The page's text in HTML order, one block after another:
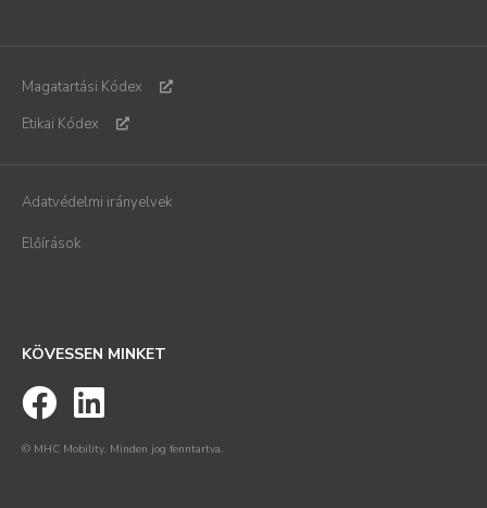
Magatartási Kódex
Etikai Kódex
Adatvédelmi irányelvek
Előírások
KÖVESSEN MINKET
© MHC Mobility. Minden jog fenntartva.